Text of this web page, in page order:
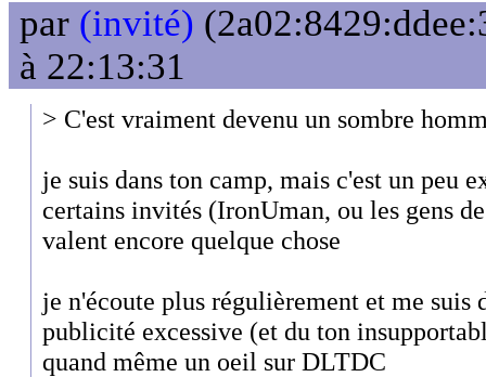
par (invité)
à 22:13:31
> C'est vraiment devenu un sombre
je suis dans ton camp, mais c'est un peu
certains invités (IronUman, ou les gens
valent encore quelque chose
je n'écoute plus régulièrement et me suis
publicité excessive (et du ton
quand même un oeil sur DLTDC